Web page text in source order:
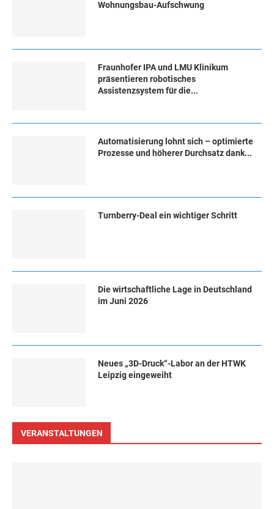
Wohnungsbau-Aufschwung
Fraunhofer IPA und LMU Klinikum
präsentieren robotisches
Assistenzsystem für die...
Automatisierung lohnt sich – optimierte
Prozesse und höherer Durchsatz dank...
Turn­ber­ry-Deal ein wich­ti­ger Schritt
Die wirtschaftliche Lage in Deutschland
im Juni 2026
Neues „3D-Druck“-Labor an der HTWK
Leipzig eingeweiht
VERANSTALTUNGEN